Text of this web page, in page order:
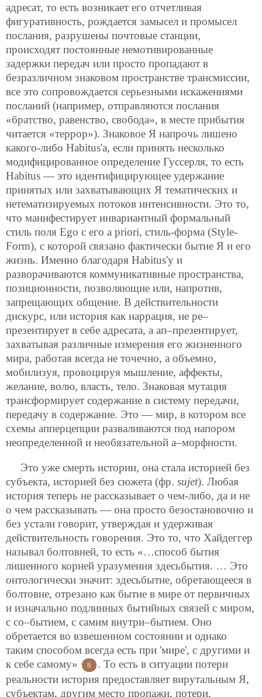
адресат, то есть возникает его отчетливая
фигуративность, рождается замысел и промысел
послания, разрушены почтовые станции,
происходят постоянные немотивированные
задержки передач или просто пропадают в
безразличном знаковом пространстве трансмиссии,
все это сопровождается серьезными искажениями
посланий (например, отправляются послания
«братство, равенство, свобода», в месте прибытия
читается «террор»). Знаковое Я напрочь лишено
какого-либо Habitus'а, если принять несколько
модифицированное определение Гуссерля, то есть
Habitus — это идентифицирующее удержание
принятых или захватывающих Я тематических и
нетематизируемых потоков интенсивности. Это то,
что манифестирует инвариантный формальный
стиль поля Ego с его a priori, стиль-форма (Style-
Form), с которой связано фактически бытие Я и его
жизнь. Именно благодаря Habitus'у и
разворачиваются коммуникативные пространства,
позиционности, позволяющие или, напротив,
запрещающих общение. В действительности
дискурс, или история как наррация, не ре–
презентирует в себе адресата, а ап–презентирует,
захватывая различные измерения его жизненного
мира, работая всегда не точечно, а объемно,
мобилизуя, провоцируя мышление, аффекты,
желание, волю, власть, тело. Знаковая мутация
трансформирует содержание в систему передачи,
передачу в содержание. Это — мир, в котором все
схемы апперцепции разваливаются под напором
неопределенной и необязательной а–морфности.
Это уже смерть истории, она стала историей без
субъекта, историей без сюжета (фр. sujet). Любая
история теперь не рассказывает о чем-либо, да и не
о чем рассказывать — она просто безостановочно и
без устали говорит, утверждая и удерживая
действительность говорения. Это то, что Хайдеггер
называл болтовней, то есть «…способ бытия
лишенного корней уразумения здесьбытия. … Это
онтологически значит: здесьбытие, обретающееся в
болтовне, отрезано как бытие в мире от первичных
и изначально подлинных бытийных связей с миром,
с со–бытием, с самим внутри–бытием. Оно
обретается во взвешенном состоянии и однако
таким способом всегда есть при 'мире', с другими и
к себе самому»
8
. То есть в ситуации потери
реальности история предоставляет вирутальным Я,
субъектам, другим место пропажи, потери,